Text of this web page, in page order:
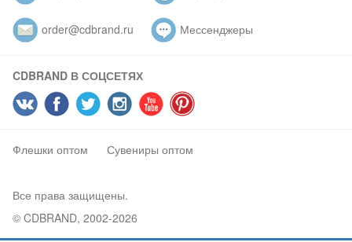
order@cdbrand.ru Мессенджеры
CDBRAND В СОЦСЕТЯХ
Флешки оптом Сувениры оптом
Все права защищены.
© CDBRAND, 2002-2026